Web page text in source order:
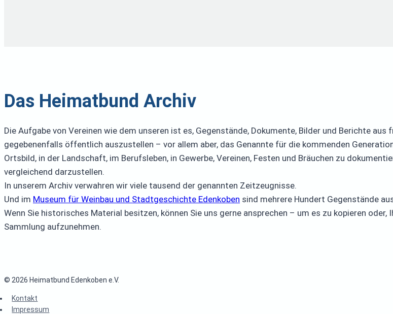
Das Heimatbund Archiv
Die Aufgabe von Vereinen wie dem unseren ist es, Gegenstände, Dokumente, Bilder und Berichte
gegebenenfalls öffentlich auszustellen – vor allem aber, das Genannte für die kommenden
Ortsbild, in der Landschaft, im Berufsleben, in Gewerbe, Vereinen, Festen und Bräuchen zu
vergleichend darzustellen.
In unserem Archiv verwahren wir viele tausend der genannten Zeitzeugnisse.
Und im Museum für Weinbau und Stadtgeschichte Edenkoben sind mehrere Hundert Gegenstände
Wenn Sie historisches Material besitzen, können Sie uns gerne ansprechen – um es zu kopieren
Sammlung aufzunehmen.
© 2026 Heimatbund Edenkoben e.V.
Kontakt
Impressum